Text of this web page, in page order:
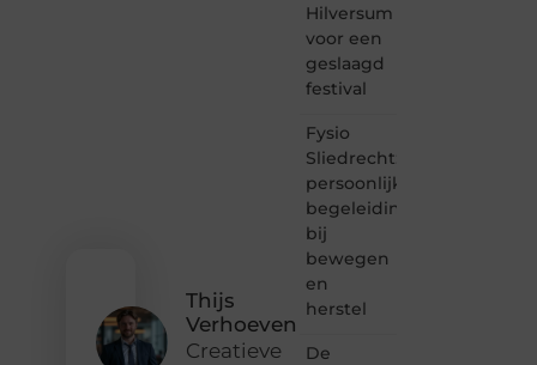
Thijs
Verhoeven
Creatieve
Hilversum
voor een
geslaagd
festival
Fysio
Sliedrecht:
persoonlijke
begeleiding
bij
bewegen
en
herstel
De